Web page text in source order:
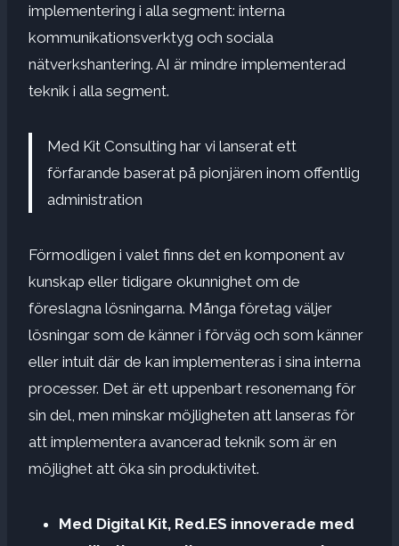
implementering i alla segment: interna
kommunikationsverktyg och sociala
nätverkshantering. AI är mindre implementerad
teknik i alla segment.
Med Kit Consulting har vi lanserat ett
förfarande baserat på pionjären inom offentlig
administration
Förmodligen i valet finns det en komponent av
kunskap eller tidigare okunnighet om de
föreslagna lösningarna. Många företag väljer
lösningar som de känner i förväg och som känner
eller intuit där de kan implementeras i sina interna
processer. Det är ett uppenbart resonemang för
sin del, men minskar möjligheten att lanseras för
att implementera avancerad teknik som är en
möjlighet att öka sin produktivitet.
Med Digital Kit, Red.ES innoverade med